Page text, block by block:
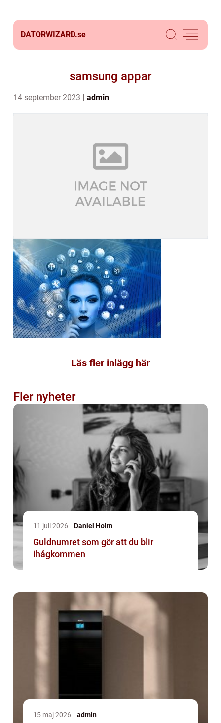
DATORWIZARD.se
samsung appar
14 september 2023 admin
Läs fler inlägg här
Fler nyheter
11 juli 2026 Daniel Holm
Guldnumret som gör att du blir
ihågkommen
15 maj 2026 admin